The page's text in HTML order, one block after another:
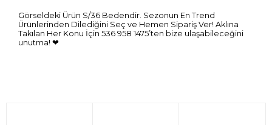
Görseldeki Ürün S/36 Bedendir. Sezonun En Trend
Ürünlerinden Dilediğini Seç ve Hemen Sipariş Ver! Aklına
Takılan Her Konu İçin 536 958 1475’ten bize ulaşabileceğini
unutma! ❤